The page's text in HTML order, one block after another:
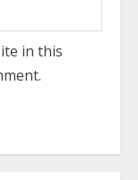
in this